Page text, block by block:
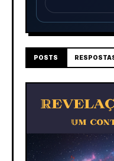
POSTS